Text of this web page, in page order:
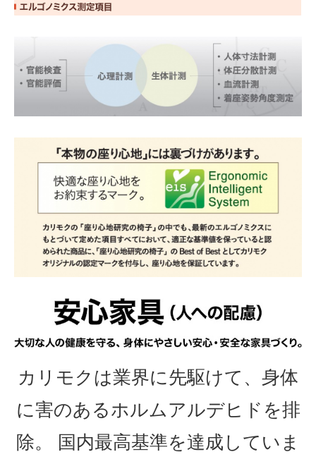
カリモクは業界に先駆けて、身体
に害のあるホルムアルデヒドを排
除。 国内最高基準を達成していま